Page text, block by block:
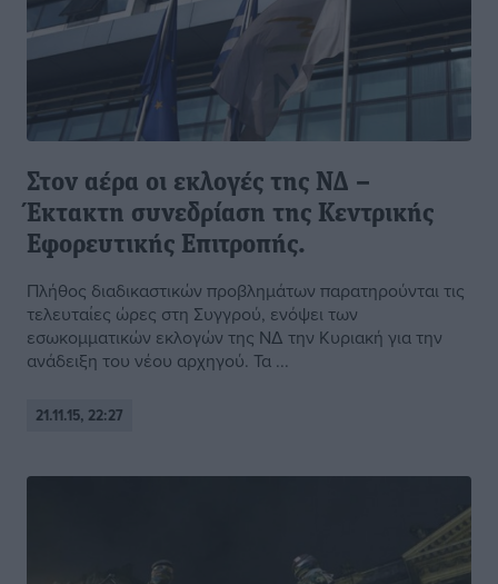
Στον αέρα οι εκλογές της ΝΔ –
Έκτακτη συνεδρίαση της Κεντρικής
Εφορευτικής Επιτροπής.
Πλήθος διαδικαστικών προβλημάτων παρατηρούνται τις
τελευταίες ώρες στη Συγγρού, ενόψει των
εσωκομματικών εκλογών της ΝΔ την Κυριακή για την
ανάδειξη του νέου αρχηγού. Τα ...
21.11.15, 22:27